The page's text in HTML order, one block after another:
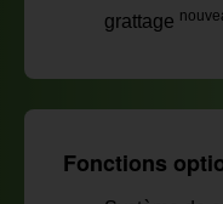
grattage
Fonctions